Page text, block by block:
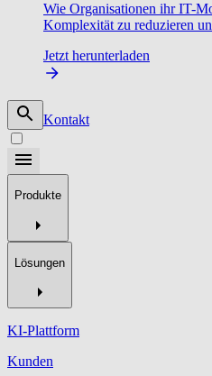
Wie Organisationen ihr IT-
Komplexität zu reduzieren
Jetzt herunterladen
Kontakt
Produkte
Lösungen
KI-Plattform
Kunden